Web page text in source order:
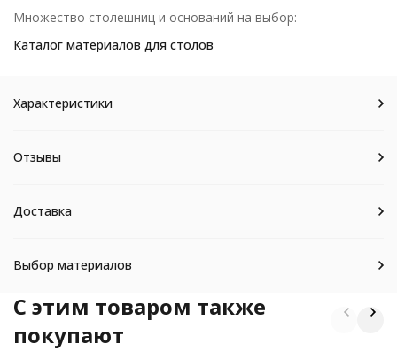
Множество столешниц и оснований на выбор:
Каталог материалов для столов
Характеристики
Отзывы
Доставка
Выбор материалов
C этим товаром также
покупают